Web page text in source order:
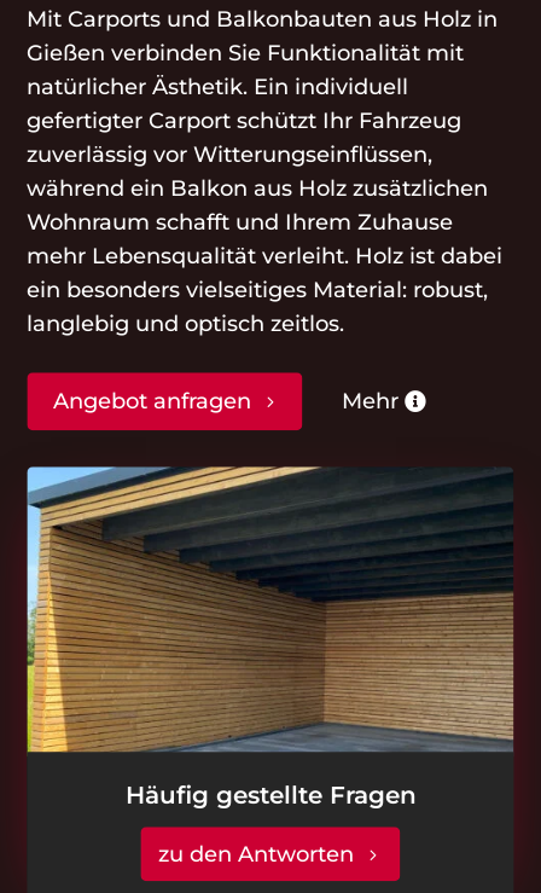
Mit Carports und Balkonbauten aus Holz in
Gießen verbinden Sie Funktionalität mit
natürlicher Ästhetik. Ein individuell
gefertigter Carport schützt Ihr Fahrzeug
zuverlässig vor Witterungseinflüssen,
während ein Balkon aus Holz zusätzlichen
Wohnraum schafft und Ihrem Zuhause
mehr Lebensqualität verleiht. Holz ist dabei
ein besonders vielseitiges Material: robust,
langlebig und optisch zeitlos.
Angebot anfragen Mehr
Häufig gestellte Fragen
zu den Antworten